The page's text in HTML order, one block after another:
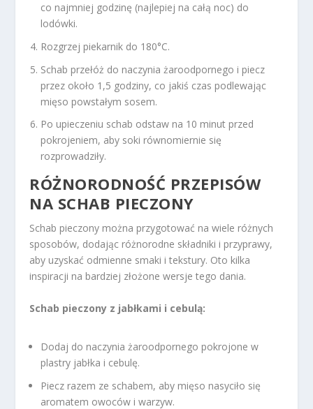
co najmniej godzinę (najlepiej na całą noc) do
lodówki.
Rozgrzej piekarnik do 180°C.
Schab przełóż do naczynia żaroodpornego i piecz
przez około 1,5 godziny, co jakiś czas podlewając
mięso powstałym sosem.
Po upieczeniu schab odstaw na 10 minut przed
pokrojeniem, aby soki równomiernie się
rozprowadziły.
RÓŻNORODNOŚĆ PRZEPISÓW
NA SCHAB PIECZONY
Schab pieczony można przygotować na wiele różnych
sposobów, dodając różnorodne składniki i przyprawy,
aby uzyskać odmienne smaki i tekstury. Oto kilka
inspiracji na bardziej złożone wersje tego dania.
Schab pieczony z jabłkami i cebulą:
Dodaj do naczynia żaroodpornego pokrojone w
plastry jabłka i cebulę.
Piecz razem ze schabem, aby mięso nasyciło się
aromatem owoców i warzyw.